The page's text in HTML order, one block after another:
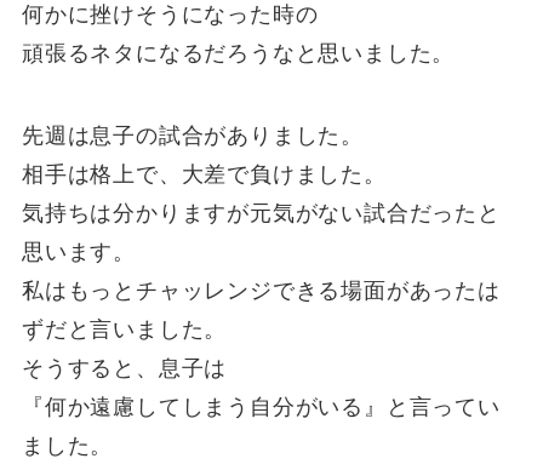
何かに挫けそうになった時の
頑張るネタになるだろうなと思いました。
先週は息子の試合がありました。
相手は格上で、大差で負けました。
気持ちは分かりますが元気がない試合だったと
思います。
私はもっとチャッレンジできる場面があったは
ずだと言いました。
そうすると、息子は
『何か遠慮してしまう自分がいる』と言ってい
ました。